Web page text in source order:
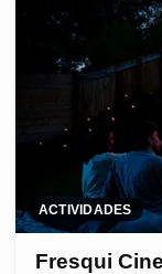
ACTIVIDADES
Fresqui